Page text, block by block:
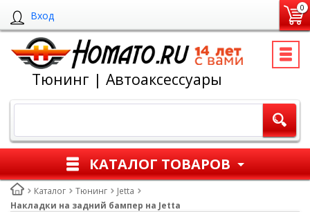
Вход
0
Тюнинг | Автоаксессуары
КАТАЛОГ ТОВАРОВ
Каталог Тюнинг
Jetta
Накладки на задний бампер на Jetta